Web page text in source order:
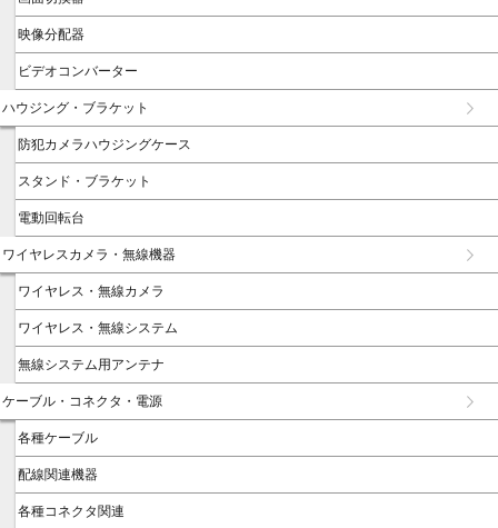
映像分配器
ビデオコンバーター
ハウジング・ブラケット
防犯カメラハウジングケース
スタンド・ブラケット
電動回転台
ワイヤレスカメラ・無線機器
ワイヤレス・無線カメラ
ワイヤレス・無線システム
無線システム用アンテナ
ケーブル・コネクタ・電源
各種ケーブル
配線関連機器
各種コネクタ関連